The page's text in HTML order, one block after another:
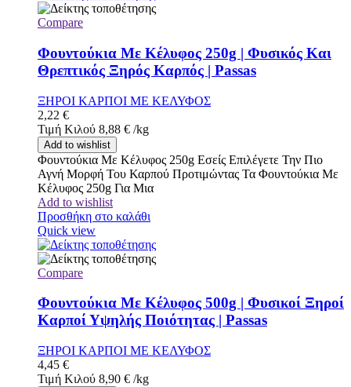
Compare
Φουντούκια Με Κέλυφος 250g | Φυσικός Και
Θρεπτικός Ξηρός Καρπός | Passas
ΞΗΡΟΙ ΚΑΡΠΟΙ ΜΕ ΚΕΛΥΦΟΣ
2,22 €
Τιμή Κιλού 8,88 € /kg
Add to wishlist
Φουντούκια Με Κέλυφος 250g Εσείς Επιλέγετε Την Πιο
Αγνή Μορφή Του Καρπού Προτιμώντας Τα Φουντούκια Με
Κέλυφος 250g Για Μια
Add to wishlist
Προσθήκη στο καλάθι
Quick view
Compare
Φουντούκια Με Κέλυφος 500g | Φυσικοί Ξηροί
Καρποί Υψηλής Ποιότητας | Passas
ΞΗΡΟΙ ΚΑΡΠΟΙ ΜΕ ΚΕΛΥΦΟΣ
4,45 €
Τιμή Κιλού 8,90 € /kg